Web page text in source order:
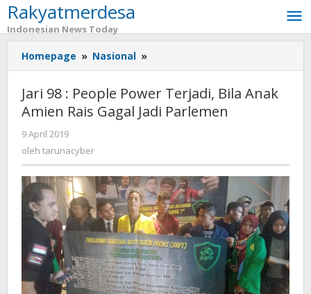
Lewati
ke
konten
Rakyatmerdesa
Indonesian News Today
Homepage » Nasional »
98
People
Power
Rais
Gagal
Jadi
Parlemen
Jari 98 : People Power Terjadi, Bila Anak
Amien Rais Gagal Jadi Parlemen
9 April 2019
tarunacyber
oleh tarunacyber